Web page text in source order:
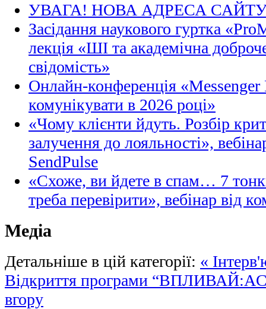
УВАГА! НОВА АДРЕСА
Засідання наукового гуртка
лекція «ШІ та академічна
свідомість»
Онлайн-конференція
комунікувати в 2026 році»
«Чому клієнти йдуть. Розбір
залучення до лояльності»,
SendPulse
«Схоже, ви йдете в спам… 7
треба перевірити», вебінар від
Медіа
Детальніше в цій категорії: «
Відкриття програми
вгору